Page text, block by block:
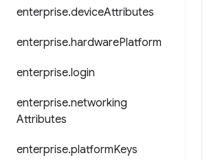
enterprise.deviceAttributes
enterprise.hardwarePlatform
enterprise.login
enterprise.networking
Attributes
enterprise.platformKeys